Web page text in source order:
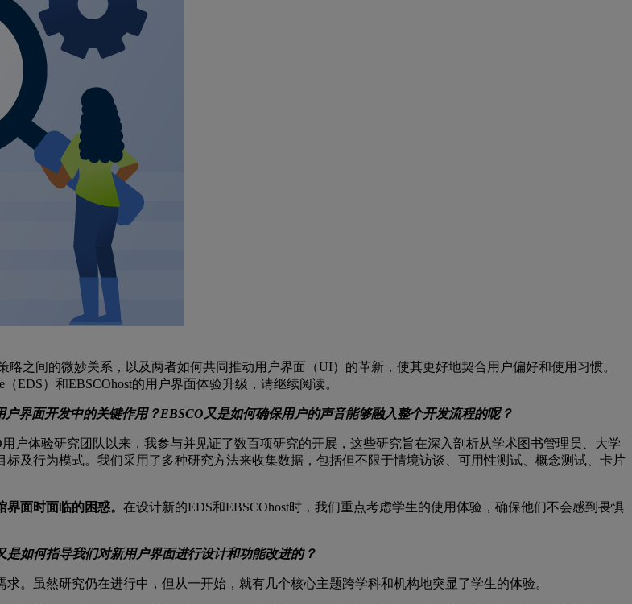
之间的微妙关系，以及两者如何共同推动用户界面（UI）的革新，使其更好地契合用户偏好和使用习惯。
EDS）和EBSCOhost的用户界面体验升级，请继续阅读。
界面开发中的关键作用？EBSCO又是如何确保用户的声音能够融入整个开发流程的呢？
户体验研究团队以来，我参与并见证了数百项研究的开展，这些研究旨在深入剖析从学术图书管理员、大学
及行为模式。我们采用了多种研究方法来收集数据，包括但不限于情境访谈、可用性测试、概念测试、卡片
面时面临的困惑。 在设计新的EDS和EBSCOhost时，我们重点考虑学生的使用体验，确保他们不会感到畏惧
如何指导我们对新用户界面进行设计和功能改进的？
。虽然研究仍在进行中，但从一开始，就有几个核心主题跨学科和机构地突显了学生的体验。